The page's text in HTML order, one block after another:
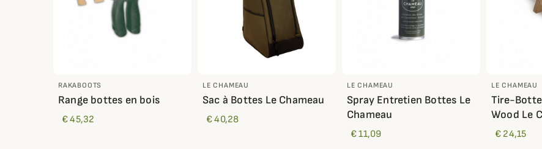
RAKABOOTS
Range bottes en bois
€ 45,32
LE CHAMEAU
Sac à Bottes Le Chameau
€ 40,28
LE CHAMEAU
Spray Entretien Bottes Le
Chameau
€ 11,09
LE CHAMEAU
Tire-
Wood Le
€ 24,15